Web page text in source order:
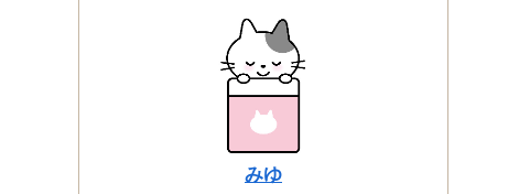
みゆ